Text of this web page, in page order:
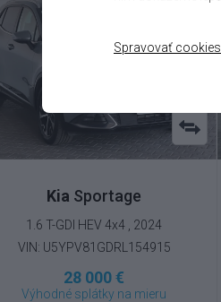
Kia Sportage
1.6 T-GDI HEV 4x4 , 2024
VIN: U5YPV81GDRL154915
28 000 €
Výhodné splátky na mieru
Spravovať cookies